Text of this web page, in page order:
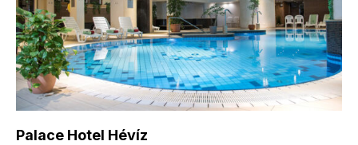
Palace Hotel Hévíz